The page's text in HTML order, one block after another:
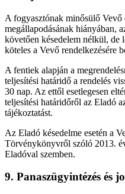
A fogyasztónak minősülő Vevő
megállapodásának hiányában,
követően késedelem nélkül, de
köteles a Vevő rendelkezésére
A fentiek alapján a
teljesítési határidő a rendelés
30 nap. Az ettől esetlegesen
teljesítési határidőről az Eladó
tájékoztatást.
Az Eladó késedelme esetén a
Törvénykönyvről szóló 2013.
Eladóval szemben.
9. Panaszügyintézés és